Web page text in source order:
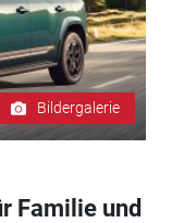
Bildergalerie
Familie und